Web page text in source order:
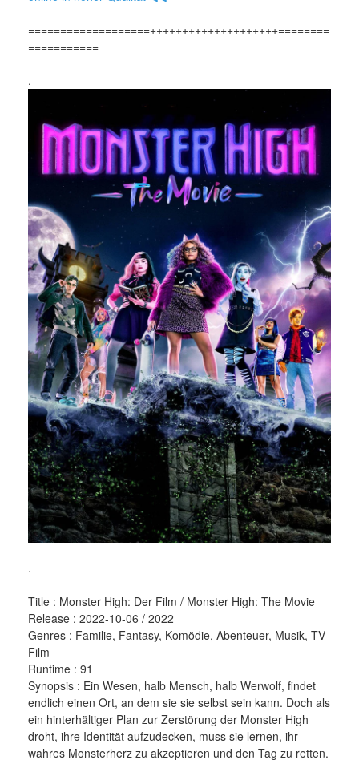
===================++++++++++++++++++++========
===========
.
.
Title : Monster High: Der Film / Monster High: The Movie
Release : 2022-10-06 / 2022
Genres : Familie, Fantasy, Komödie, Abenteuer, Musik, TV-
Film
Runtime : 91
Synopsis : Ein Wesen, halb Mensch, halb Werwolf, findet
endlich einen Ort, an dem sie sie selbst sein kann. Doch als
ein hinterhältiger Plan zur Zerstörung der Monster High
droht, ihre Identität aufzudecken, muss sie lernen, ihr